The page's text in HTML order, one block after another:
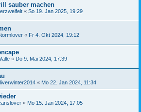
sauber machen
« So 19. Jan 2025, 19:29
« Fr 4. Okt 2024, 19:12
« Do 9. Mai 2024, 17:39
« Mo 22. Jan 2024, 11:34
« Mo 15. Jan 2024, 17:05